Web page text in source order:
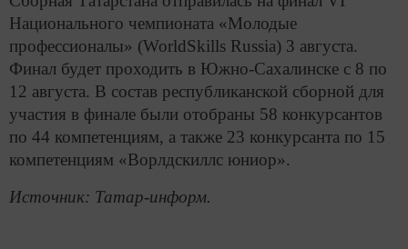
Национального чемпионата «Молодые
профессионалы» (WorldSkills Russia) 3 августа.
Финал будет проходить в Южно-Сахалинске с 8 по
12 августа. В состав республиканской сборной для
участия в финале были отобраны 58 конкурсантов
по 44 компетенциям, а также 23 конкурсанта по 15
компетенциям «Ворлдскиллс юниор».
Источник: Татар-информ.